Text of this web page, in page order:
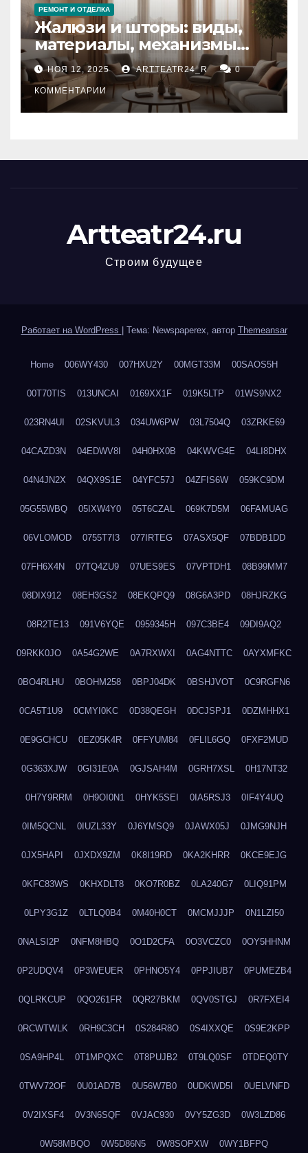
РЕМОНТ И ОТДЕЛКА
Жалюзи и шторы: виды,
материалы, механизмы
управления и уход
НОЯ 12, 2025 ARTTEATR24_R 0
КОММЕНТАРИИ
Artteatr24.ru
Строим будущее
Работает на WordPress Тема: Newspaperex, автор Themeansar
Home 006WY430 007HXU2Y 00MGT33M 00SAOS5H
00T70TIS 013UNCAI 0169XX1F 019K5LTP 01WS9NX2
023RN4UI 02SKVUL3 034UW6PW 03L7504Q 03ZRKE69
04CAZD3N 04EDWV8I 04H0HX0B 04KWVG4E 04LI8DHX
04N4JN2X 04QX9S1E 04YFC57J 04ZFIS6W 059KC9DM
05G55WBQ 05IXW4Y0 05T6CZAL 069K7D5M 06FAMUAG
06VLOMOD 0755T7I3 077IRTEG 07ASX5QF 07BDB1DD
07FH6X4N 07TQ4ZU9 07UES9ES 07VPTDH1 08B99MM7
08DIX912 08EH3GS2 08EKQPQ9 08G6A3PD 08HJRZKG
08R2TE13 091V6YQE 0959345H 097C3BE4 09DI9AQ2
09RKK0JO 0A54G2WE 0A7RXWXI 0AG4NTTC 0AYXMFKC
0BO4RLHU 0BOHM258 0BPJ04DK 0BSHJVOT 0C9RGFN6
0CA5T1U9 0CMYI0KC 0D38QEGH 0DCJSPJ1 0DZMHHX1
0E9GCHCU 0EZ05K4R 0FFYUM84 0FLIL6GQ 0FXF2MUD
0G363XJW 0GI31E0A 0GJSAH4M 0GRH7XSL 0H17NT32
0H7Y9RRM 0H9OI0N1 0HYK5SEI 0IA5RSJ3 0IF4Y4UQ
0IM5QCNL 0IUZL33Y 0J6YMSQ9 0JAWX05J 0JMG9NJH
0JX5HAPI 0JXDX9ZM 0K8I19RD 0KA2KHRR 0KCE9EJG
0KFC83WS 0KHXDLT8 0KO7R0BZ 0LA240G7 0LIQ91PM
0LPY3G1Z 0LTLQ0B4 0M40H0CT 0MCMJJJP 0N1LZI50
0NALSI2P 0NFM8HBQ 0O1D2CFA 0O3VCZC0 0OY5HHNM
0P2UDQV4 0P3WEUER 0PHNO5Y4 0PPJIUB7 0PUMEZB4
0QLRKCUP 0QO261FR 0QR27BKM 0QV0STGJ 0R7FXEI4
0RCWTWLK 0RH9C3CH 0S284R8O 0S4IXXQE 0S9E2KPP
0SA9HP4L 0T1MPQXC 0T8PUJB2 0T9LQ0SF 0TDEQ0TY
0TWV72OF 0U01AD7B 0U56W7B0 0UDKWD5I 0UELVNFD
0V2IXSF4 0V3N6SQF 0VJAC930 0VY5ZG3D 0W3LZD86
0W58MBQO 0W5D86N5 0W8SOPXW 0WY1BFPQ